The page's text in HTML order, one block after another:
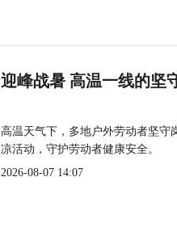
迎峰战暑 高温一线的坚
高温天气下，多地户外劳动者坚守
凉活动，守护劳动者健康安全。
2026-08-07 14:07